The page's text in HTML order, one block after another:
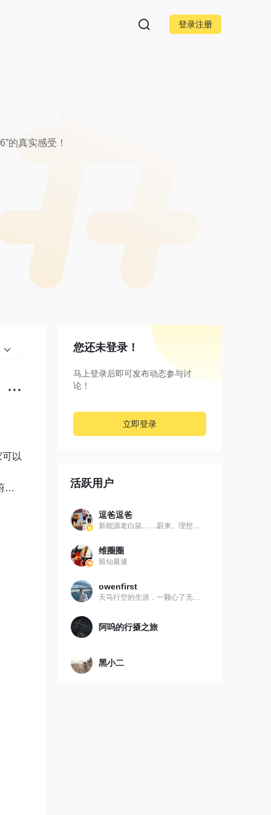
登录注册
的真实感受！
以
来
来
您还未登录！
马上登录后即可发布动态参与讨
论！
立即登录
活跃用户
逗爸逗爸
新能源老白鼠……蔚来、理想、岚图
维圈圈
留仙最速
owenfirst
天马行空的生涯，一颗心了无牵挂
阿呜的行摄之旅
黑小二